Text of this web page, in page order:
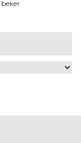
beker